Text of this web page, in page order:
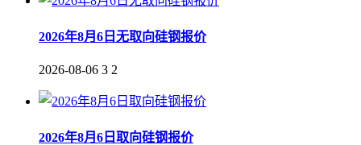
2026年8月6日无取向硅钢报价
2026-08-06 3 2
2026年8月6日取向硅钢报价